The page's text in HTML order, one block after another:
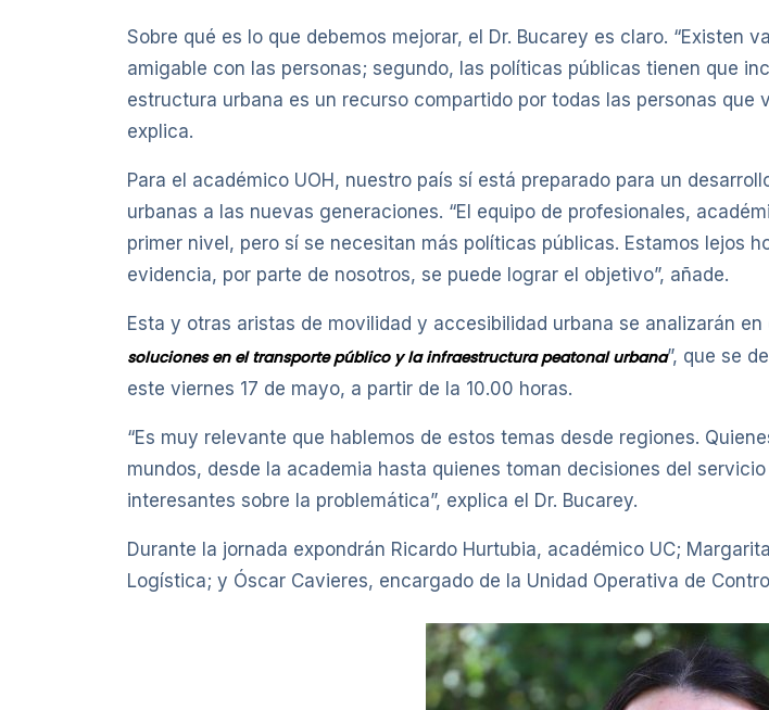
Sobre qué es lo que debemos mejorar, el Dr. Bucarey es claro. “Existen
amigable con las personas; segundo, las políticas públicas tienen que
estructura urbana es un recurso compartido por todas las personas que
explica.
Para el académico UOH, nuestro país sí está preparado para un
urbanas a las nuevas generaciones. “El equipo de profesionales,
primer nivel, pero sí se necesitan más políticas públicas. Estamos lejos
evidencia, por parte de nosotros, se puede lograr el objetivo”, añade.
Esta y otras aristas de movilidad y accesibilidad urbana se analizarán en
soluciones en el transporte público y la infraestructura peatonal urbana”, que se
este viernes 17 de mayo, a partir de la 10.00 horas.
“Es muy relevante que hablemos de estos temas desde regiones.
mundos, desde la academia hasta quienes toman decisiones del
interesantes sobre la problemática”, explica el Dr. Bucarey.
Durante la jornada expondrán Ricardo Hurtubia, académico UC;
Logística; y Óscar Cavieres, encargado de la Unidad Operativa de